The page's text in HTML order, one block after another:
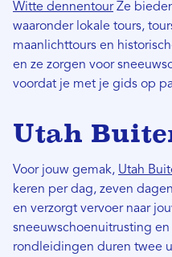
Witte dennentourZe
waaronder lokale tours,
maanlichttours en
en ze zorgen voor
voordat je met je gids op
Utah
Voor jouw gemak, Utah
keren per dag, zeven
en verzorgt vervoer naar
sneeuwschoenuitrusting
rondleidingen duren twee